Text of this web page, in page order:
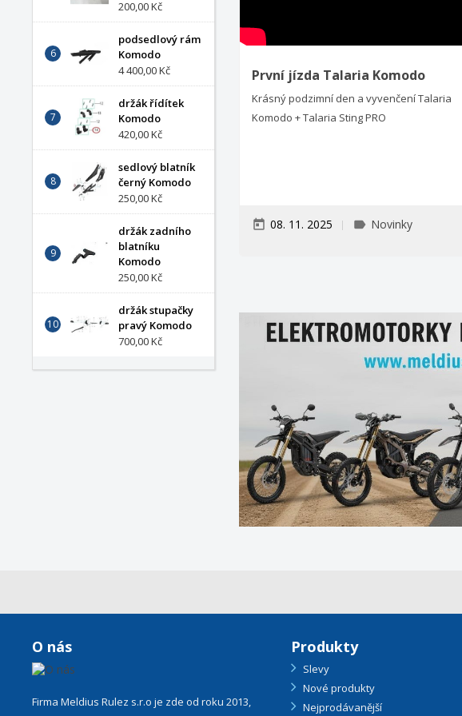
200,00 Kč
podsedlový rám
Komodo
4 400,00 Kč
držák řídítek
Komodo
420,00 Kč
sedlový blatník
černý Komodo
250,00 Kč
držák zadního
blatníku
Komodo
250,00 Kč
držák stupačky
pravý Komodo
700,00 Kč
První jízda Talaria Komodo
Krásný podzimní den a vyvenčení Talaria
Komodo + Talaria Sting PRO
today 08. 11. 2025 label Novinky
O nás
Firma Meldius Rulez s.r.o je zde od roku 2013,
Produkty
Slevy
Nové produkty
Nejprodávanější